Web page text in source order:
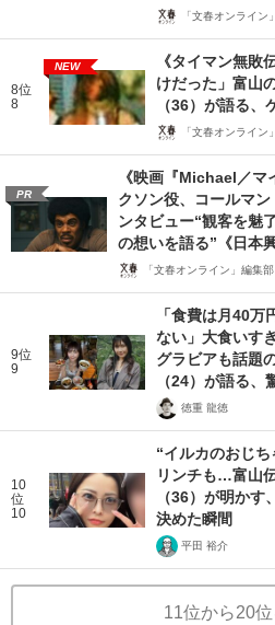
「文春オンライン
8位
8
NEW
《タイマン無敗
けだった」富山
（36）が語る
「文春オンライン
PR
《映画『Michael／マ
クソン役、コールマ
ンタビュー“観客を魅
の想いを語る”《日本
「文春オンライン」編集部
9位
9
「食費は月40
ない」大食いす
グラビアも話題
（24）が語る、
徳重 龍徳
10
位
10
“イルカのおじ
リンチも…富山
（36）が明か
決めた瞬間
平田 裕介
11位から20